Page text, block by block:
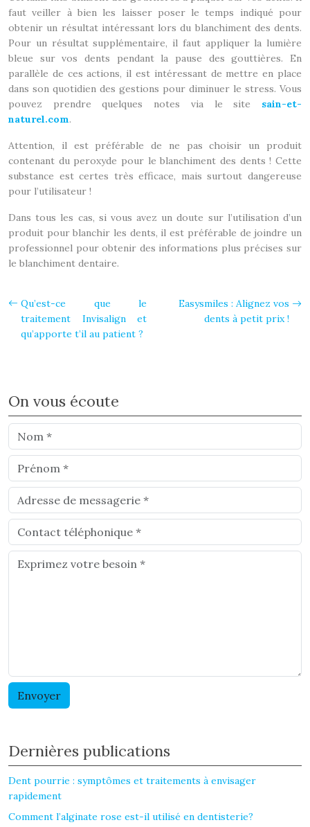
faut veiller à bien les laisser poser le temps indiqué pour
obtenir un résultat intéressant lors du blanchiment des dents.
Pour un résultat supplémentaire, il faut appliquer la lumière
bleue sur vos dents pendant la pause des gouttières. En
parallèle de ces actions, il est intéressant de mettre en place
dans son quotidien des gestions pour diminuer le stress. Vous
pouvez prendre quelques notes via le site sain-et-
naturel.com.
Attention, il est préférable de ne pas choisir un produit
contenant du peroxyde pour le blanchiment des dents ! Cette
substance est certes très efficace, mais surtout dangereuse
pour l’utilisateur !
Dans tous les cas, si vous avez un doute sur l’utilisation d’un
produit pour blanchir les dents, il est préférable de joindre un
professionnel pour obtenir des informations plus précises sur
le blanchiment dentaire.
Qu’est-ce que le
traitement Invisalign et
qu’apporte t’il au patient ?
Easysmiles : Alignez vos
dents à petit prix !
On vous écoute
Dernières publications
Dent pourrie : symptômes et traitements à envisager
rapidement
Comment l’alginate rose est-il utilisé en dentisterie?